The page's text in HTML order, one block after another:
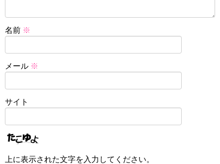
名前 ※
メール ※
サイト
上に表示された文字を入力してください。